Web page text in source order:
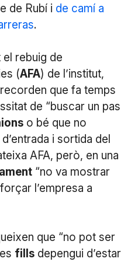
de Rubí i de camí a
.
rebuig de
(AFA) de l’institut,
que fa temps
de “buscar un pas
o bé que no
i sortida del
AFA, però, en una
“no va mostrar
l’empresa a
que “no pot ser
fillsdepengui d’estar